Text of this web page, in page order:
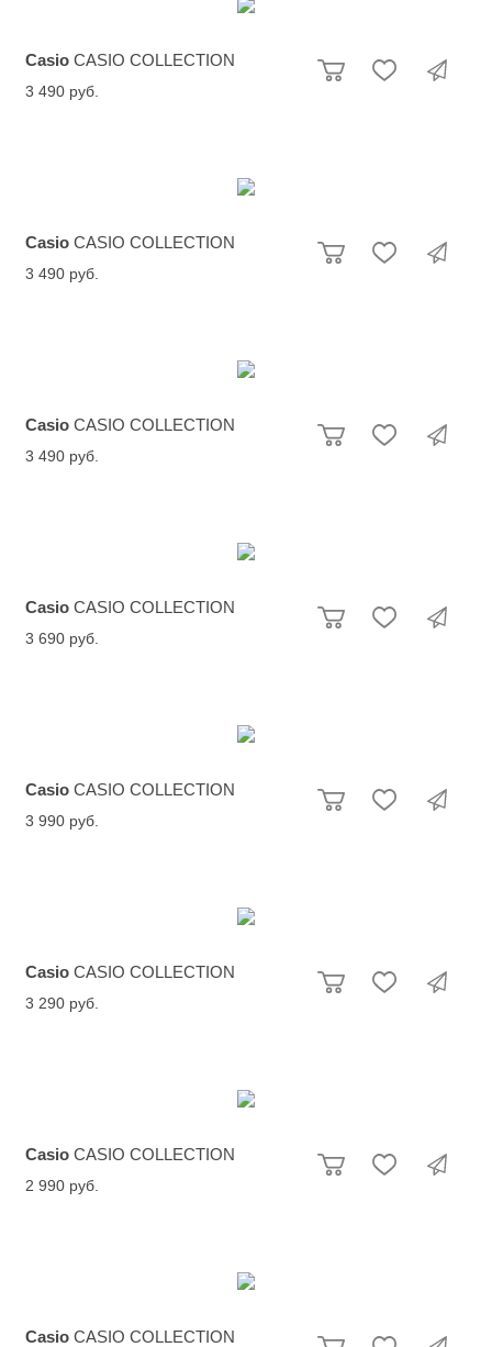
Casio CASIO COLLECTION
3 490 руб.
Casio CASIO COLLECTION
3 490 руб.
Casio CASIO COLLECTION
3 490 руб.
Casio CASIO COLLECTION
3 690 руб.
Casio CASIO COLLECTION
3 990 руб.
Casio CASIO COLLECTION
3 290 руб.
Casio CASIO COLLECTION
2 990 руб.
Casio CASIO COLLECTION